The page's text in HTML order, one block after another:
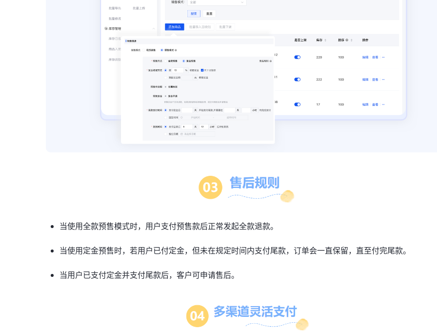
当使用全款预售模式时，用户支付预售款后正常发起全款退款。
当使用定金预售时，若用户已付定金，但未在规定时间内支付尾款，订单会一直保留，直至付完尾款。
当用户已支付定金并支付尾款后，客户可申请售后。